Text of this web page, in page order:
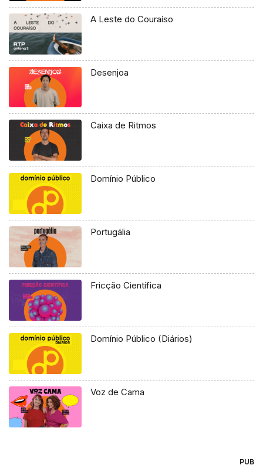
A Leste do Couraíso
Desenjoa
Caixa de Ritmos
Domínio Público
Portugália
Fricção Científica
Domínio Público (Diários)
Voz de Cama
PUB